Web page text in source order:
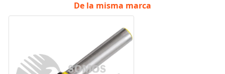
De la misma marca